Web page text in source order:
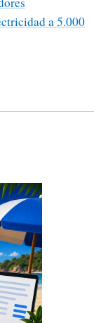
a 5.000